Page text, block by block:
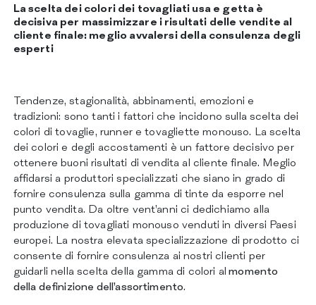
AZIENDA
SERVIZI
SOSTENIBILITÀ
CONTATTI
La scelta dei colori dei tovagliati usa e getta è
decisiva per massimizzare i risultati delle vendite al
cliente finale: meglio avvalersi della consulenza degli
esperti
Tendenze, stagionalità, abbinamenti, emozioni e
tradizioni: sono tanti i fattori che incidono sulla scelta dei
colori di tovaglie, runner e tovagliette monouso. La scelta
dei colori e degli accostamenti è un fattore decisivo per
ottenere buoni risultati di vendita al cliente finale. Meglio
affidarsi a produttori specializzati che siano in grado di
fornire consulenza sulla gamma di tinte da esporre nel
punto vendita. Da oltre vent’anni ci dedichiamo alla
produzione di tovagliati monouso venduti in diversi Paesi
europei. La nostra elevata specializzazione di prodotto ci
consente di fornire consulenza ai nostri clienti per
guidarli nella scelta della gamma di colori almomento
della definizione dell’assortimento.